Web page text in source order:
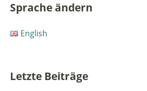
Sprache ändern
English
Letzte Beiträge